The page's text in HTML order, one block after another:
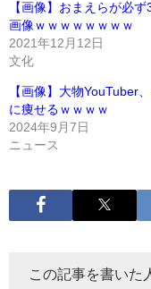
【画像】おまえらが必ず
画像ｗｗｗｗｗｗｗｗ
2021年12月12日
文化
【画像】大物YouTuber
に痩せるｗｗｗｗ
2024年9月7日
ニュース
この記事を書いた